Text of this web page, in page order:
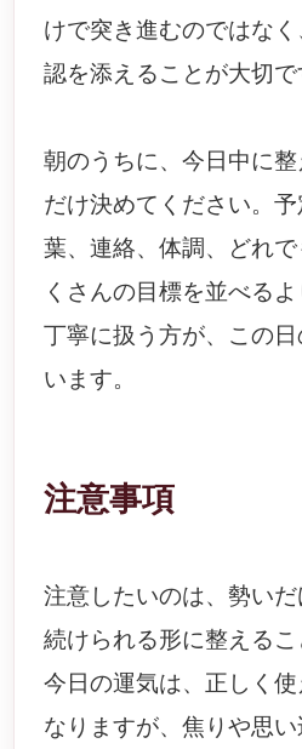
けで突き進むのではな
認を添えることが大切で
朝のうちに、今日中に
だけ決めてください。
葉、連絡、体調、どれ
くさんの目標を並べる
丁寧に扱う方が、この
います。
注意事項
注意したいのは、勢いだ
続けられる形に整えるこ
今日の運気は、正しく
なりますが、焦りや思